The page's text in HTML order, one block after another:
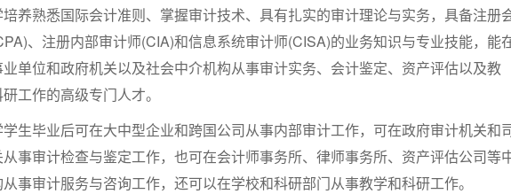
培养熟悉国际会计准则、掌握审计技术、具有扎实的审计理论与实务，具备注册
、注册内部审计师(CIA)和信息系统审计师(CISA)的业务知识与专业技能，能
单位和政府机关以及社会中介机构从事审计实务、会计鉴定、资产评估以及教
工作的高级专门人才。
学生毕业后可在大中型企业和跨国公司从事内部审计工作，可在政府审计机关和
从事审计检查与鉴定工作，也可在会计师事务所、律师事务所、资产评估公司等
事审计服务与咨询工作，还可以在学校和科研部门从事教学和科研工作。